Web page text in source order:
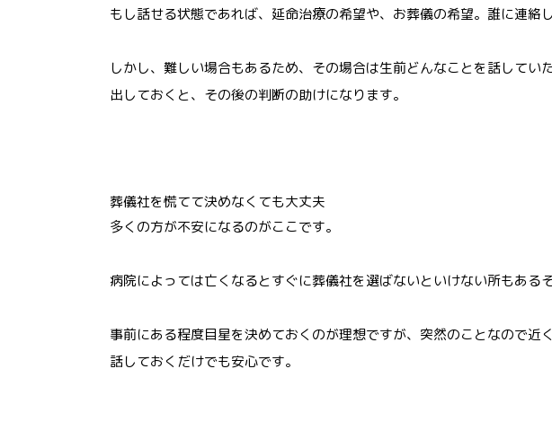
もし話せる状態であれば、延命治療の希望や、お葬儀の希望。誰に連絡
しかし、難しい場合もあるため、その場合は生前どんなことを話して
出しておくと、その後の判断の助けになります。
葬儀社を慌てて決めなくても大丈夫
多くの方が不安になるのがここです。
病院によっては亡くなるとすぐに葬儀社を選ばないといけない所もあるそ
事前にある程度目星を決めておくのが理想ですが、突然のことなので近
話しておくだけでも安心です。